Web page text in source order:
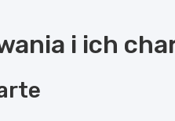
i ich